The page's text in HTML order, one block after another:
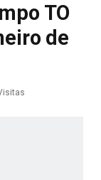
TO
de